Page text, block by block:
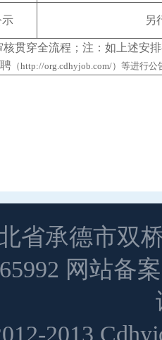
示 另
贯穿全流程；注：如上述安
（http://org.cdhyjob.com/）等进行公
省承德市双
网站备
2013